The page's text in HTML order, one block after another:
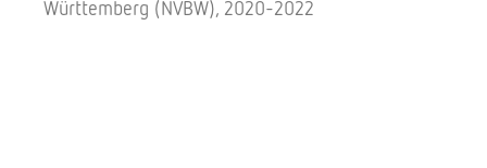
Württemberg (NVBW), 2020-2022